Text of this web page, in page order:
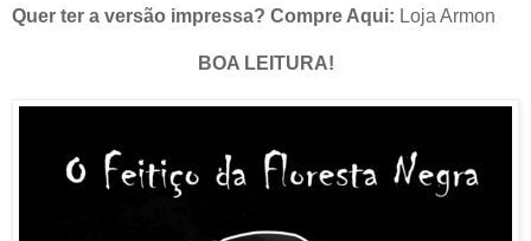
Quer ter a versão impressa? Compre Aqui: Loja Armon
BOA LEITURA!